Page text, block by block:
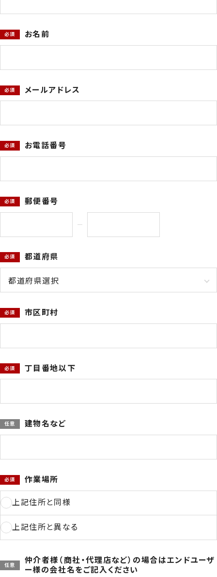
お名前
メールアドレス
お電話番号
郵便番号
都道府県
市区町村
丁目番地以下
建物名など
作業場所
上記住所と同様
上記住所と異なる
仲介者様（商社・代理店など）の場合はエンドユーザ
ー様の会社名をご記入ください